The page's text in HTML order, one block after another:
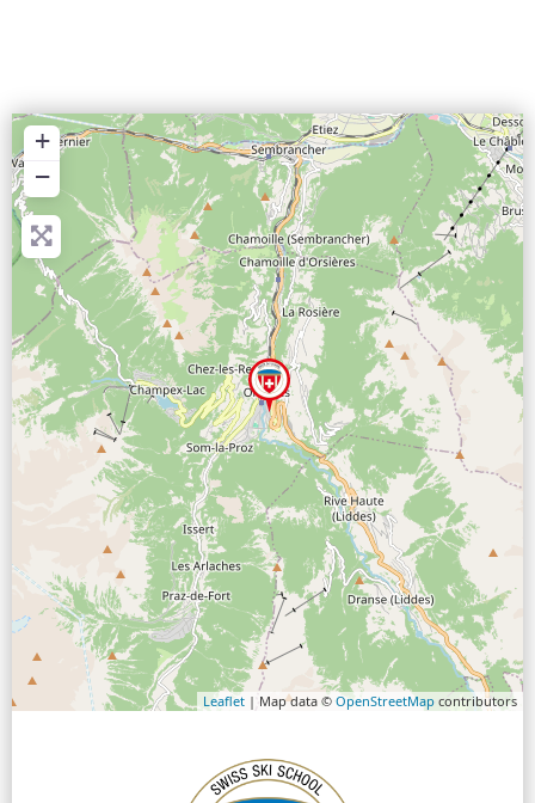
+
−
Leaflet | Map data © OpenStreetMap contributors